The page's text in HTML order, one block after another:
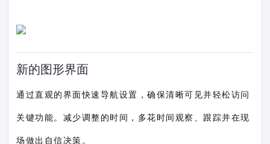
新的图形界面
通过直观的界面快速导航设置，确保清晰可见并轻松访问
关键功能。减少调整的时间，多花时间观察、跟踪并在现
场做出自信决策。